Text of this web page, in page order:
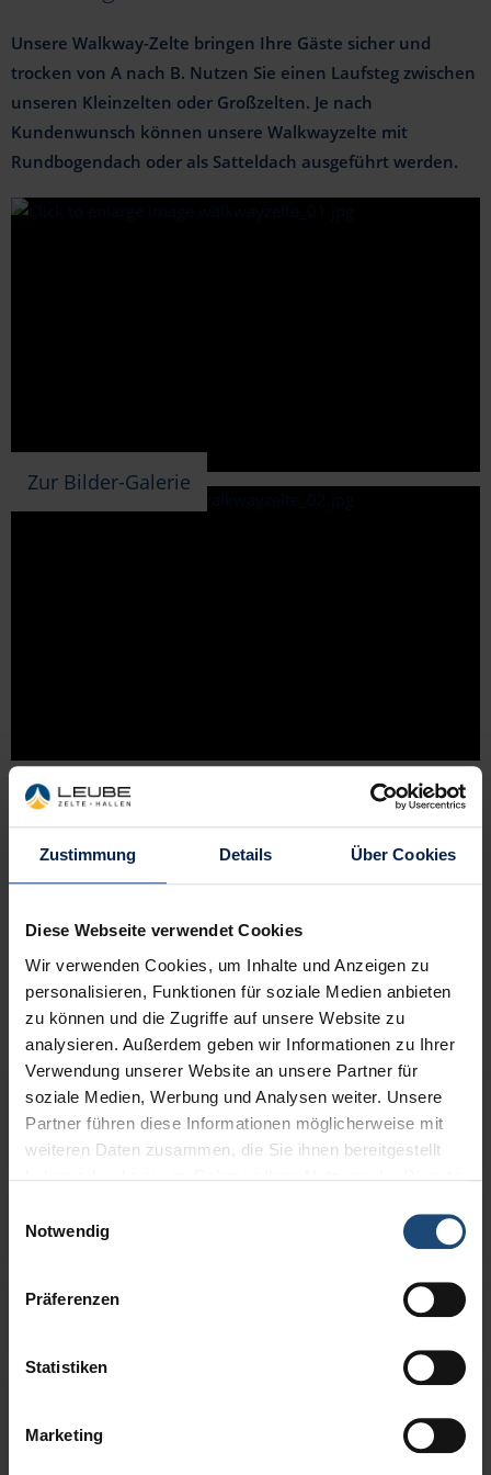
Zustimmung Details Über Cookies
Diese Webseite verwendet Cookies
Wir verwenden Cookies, um Inhalte und Anzeigen zu
personalisieren, Funktionen für soziale Medien anbieten
zu können und die Zugriffe auf unsere Website zu
analysieren. Außerdem geben wir Informationen zu Ihrer
Verwendung unserer Website an unsere Partner für
soziale Medien, Werbung und Analysen weiter. Unsere
Partner führen diese Informationen möglicherweise mit
weiteren Daten zusammen, die Sie ihnen bereitgestellt
Notwendig
Präferenzen
Statistiken
Marketing
Unsere Walkway-Zelte bringen Ihre Gäste sicher und
trocken von A nach B. Nutzen Sie einen Laufsteg zwischen
unseren Kleinzelten oder Großzelten. Je nach
Kundenwunsch können unsere Walkwayzelte mit
Rundbogendach oder als Satteldach ausgeführt werden.
Zur Bilder-Galerie
Mögliche Zelt-Ausstattungen für
Walkwayzelte
Produktbeschreibung
Nutzen Sie unsere Walkway-Zelte um Ihre Gäste von
einem Veranstaltungsort zum anderen zu bringen.
Unsere Walkways können gerade oder als 90° Bogen
gebaut und mit Rundbogen (Arcum) oder als Satteldach
ausgeführt werden. Die Satteldachvariante ist auf Grund
des niedrigeren Montageaufwands günstiger zu
Gerne beraten wir Sie in allen Fragen rund um
Ihr Zelt.
Walkwayzelte
Systemfußboden
Teppichboden
Verankerungsfreie Montage
Individuelle Sonderlösungen
Bestuhlung & Mobiliar
Mobiliardekoration
Licht- & Tontechnik
Mobile Toiletten
Privatfeier & Hochzeit
Messe & Produktpräsentation
Schutzeinhausung Baugewerbe
Sport & Kulturveranstaltungen